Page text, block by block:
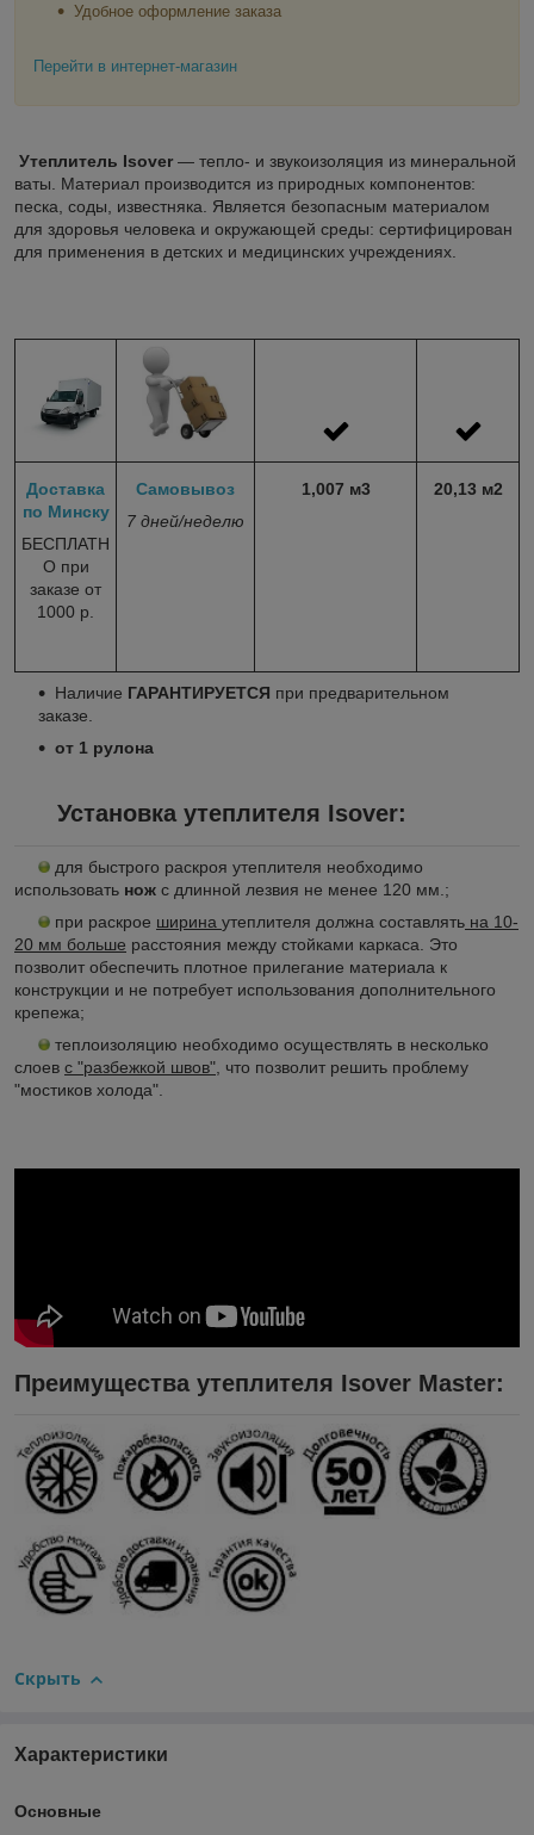
Удобное оформление заказа
Перейти в интернет-магазин
Утеплитель Isover — тепло- и звукоизоляция из минеральной
ваты. Материал производится из природных компонентов:
песка, соды, известняка. Является безопасным материалом
для здоровья человека и окружающей среды: сертифицирован
для применения в детских и медицинских учреждениях.
Доставка
по Минску
БЕСПЛАТН
О при
заказе от
1000 р.
Самовывоз
7 дней/неделю
1,007 м3 20,13 м2
Наличие ГАРАНТИРУЕТСЯ при предварительном
заказе.
от 1 рулона
Установка утеплителя Isover:
для быстрого раскроя утеплителя необходимо
использовать нож с длинной лезвия не менее 120 мм.;
при раскрое ширина утеплителя должна составлять на 10-
20 мм больше расстояния между стойками каркаса. Это
позволит обеспечить плотное прилегание материала к
конструкции и не потребует использования дополнительного
крепежа;
теплоизоляцию необходимо осуществлять в несколько
слоев с "разбежкой швов" , что позволит решить проблему
"мостиков холода".
Преимущества утеплителя Isover Master:
Скрыть
Характеристики
Основные